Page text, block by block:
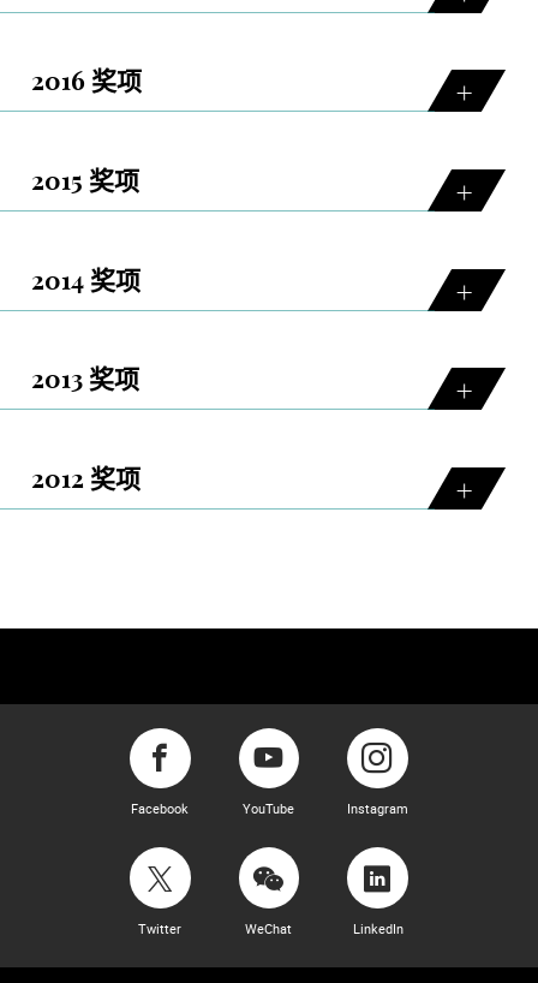
2016 奖项
2015 奖项
2014 奖项
2013 奖项
2012 奖项
Facebook YouTube Instagram
Twitter WeChat LinkedIn